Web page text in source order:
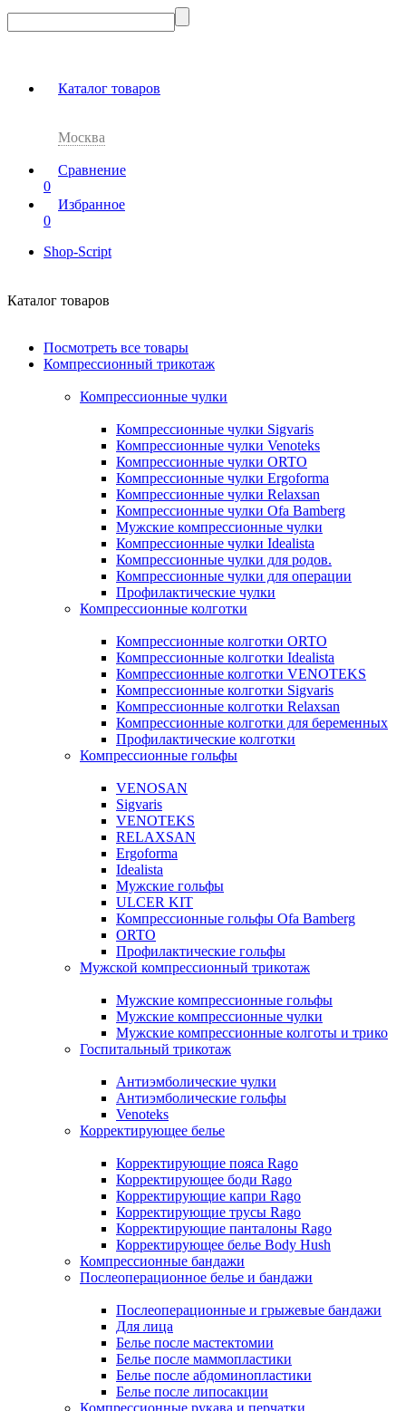
Каталог товаров
Москва
Сравнение
0
Избранное
0
Shop-Script
Каталог товаров
Посмотреть все товары
Компрессионный трикотаж
Компрессионные чулки
Компрессионные чулки Sigvaris
Компрессионные чулки Venoteks
Компрессионные чулки ORTO
Компрессионные чулки Ergoforma
Компрессионные чулки Relaxsan
Компрессионные чулки Ofa Bamberg
Мужские компрессионные чулки
Компрессионные чулки Idealista
Компрессионные чулки для родов.
Компрессионные чулки для операции
Профилактические чулки
Компрессионные колготки
Компрессионные колготки ORTO
Компрессионные колготки Idealista
Компрессионные колготки VENOTEKS
Компрессионные колготки Sigvaris
Компрессионные колготки Relaxsan
Компрессионные колготки для беременных
Профилактические колготки
Компрессионные гольфы
VENOSAN
Sigvaris
VENOTEKS
RELAXSAN
Ergoforma
Idealista
Мужские гольфы
ULCER KIT
Компрессионные гольфы Ofa Bamberg
ORTO
Профилактические гольфы
Мужской компрессионный трикотаж
Мужские компрессионные гольфы
Мужские компрессионные чулки
Мужские компрессионные колготы и трико
Госпитальный трикотаж
Антиэмболические чулки
Антиэмболические гольфы
Venoteks
Корректирующее белье
Корректирующие пояса Rago
Корректирующее боди Rago
Корректирующие капри Rago
Корректирующие трусы Rago
Корректирующие панталоны Rago
Корректирующее белье Body Hush
Компрессионные бандажи
Послеоперационное белье и бандажи
Послеоперационные и грыжевые бандажи
Для лица
Белье после мастектомии
Белье после маммопластики
Белье после абдоминопластики
Белье после липосакции
Компрессионные рукава и перчатки